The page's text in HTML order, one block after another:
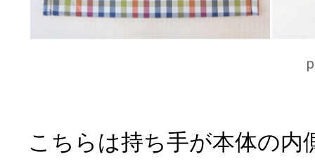
こちらは持ち手が本体の内